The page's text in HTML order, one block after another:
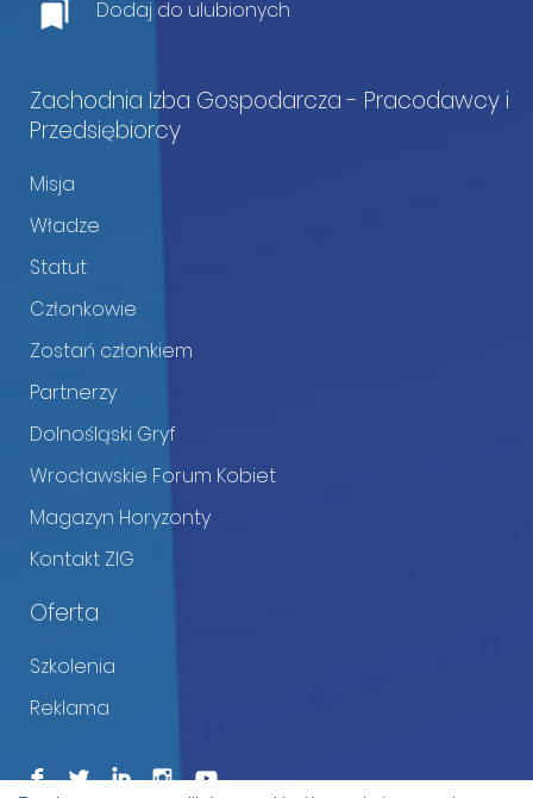
Dodaj do ulubionych
Zachodnia Izba Gospodarcza - Pracodawcy i
Przedsiębiorcy
Misja
Władze
Statut
Członkowie
Zostań członkiem
Partnerzy
Dolnośląski Gryf
Wrocławskie Forum Kobiet
Magazyn Horyzonty
Kontakt ZIG
Oferta
Szkolenia
Reklama
F L I I